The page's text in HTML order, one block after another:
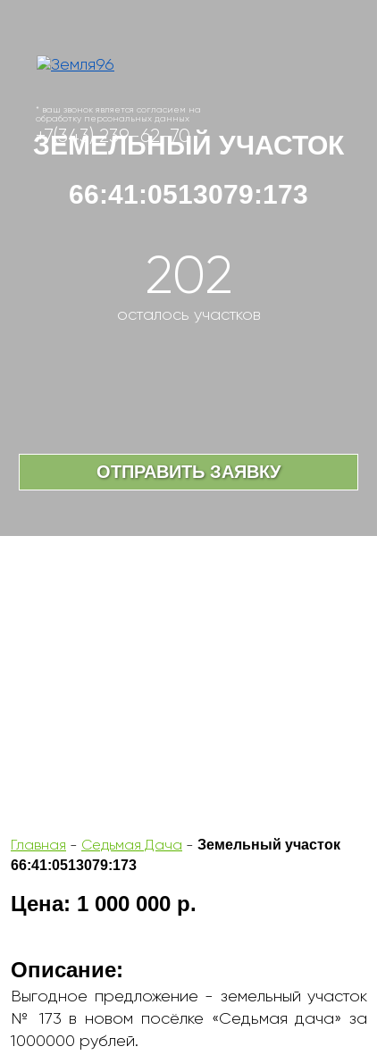
* ваш звонок является согласием на
обработку персональных данных
+7(343) 239-62-70
ЗЕМЕЛЬНЫЙ УЧАСТОК
66:41:0513079:173
202
осталось участков
ОТПРАВИТЬ ЗАЯВКУ
Главная - Седьмая Дача - Земельный участок
66:41:0513079:173
Цена: 1 000 000 р.
Описание:
Выгодное предложение - земельный участок
№ 173 в новом посёлке «Седьмая дача» за
1000000 рублей.